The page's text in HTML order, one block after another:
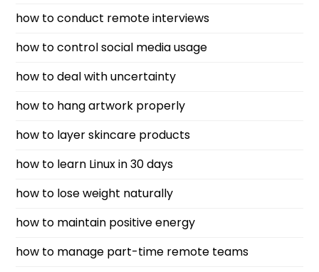
how to conduct remote interviews
how to control social media usage
how to deal with uncertainty
how to hang artwork properly
how to layer skincare products
how to learn Linux in 30 days
how to lose weight naturally
how to maintain positive energy
how to manage part-time remote teams